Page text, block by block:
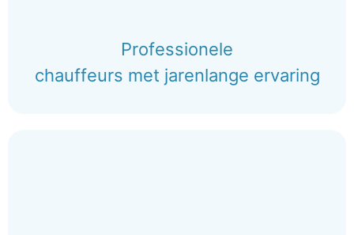
Professionele
chauffeurs met jarenlange ervaring